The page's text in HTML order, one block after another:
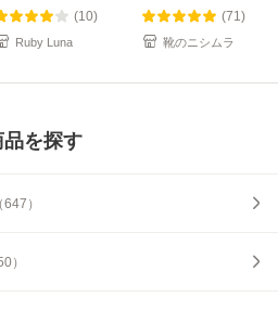
グシューズ ジョ
ング
(10)
Ruby Luna
ブラウン 大きいサ
イズ
(71)
靴のニシムラ
を探す
（647 ）
）